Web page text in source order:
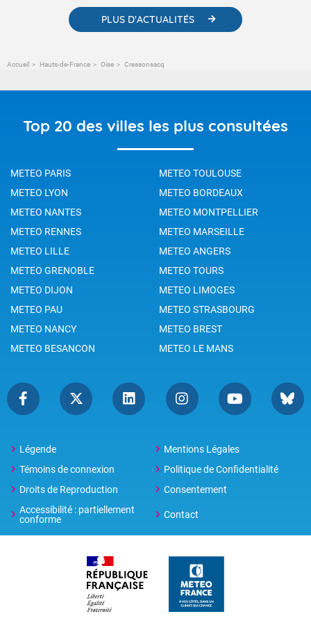
PLUS D'ACTUALITÉS
Accueil Hauts-de-France Oise Cressonsacq
Top 20 des villes les plus consultées
METEO PARIS
METEO TOULOUSE
METEO LYON
METEO BORDEAUX
METEO NANTES
METEO MONTPELLIER
METEO RENNES
METEO MARSEILLE
METEO LILLE
METEO ANGERS
METEO GRENOBLE
METEO TOURS
METEO DIJON
METEO LIMOGES
METEO PAU
METEO STRASBOURG
METEO NANCY
METEO BREST
METEO BESANCON
METEO LE MANS
Légende
Mentions Légales
Témoins de connexion
Politique de Confidentialité
Droits de Reproduction
Consentement
Accessibilité : partiellement
conforme
Contact